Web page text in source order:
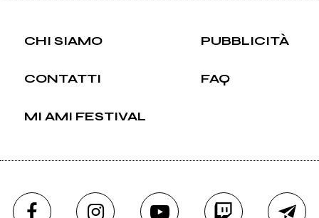
CHI SIAMO PUBBLICITÀ
CONTATTI FAQ
MI AMI FESTIVAL